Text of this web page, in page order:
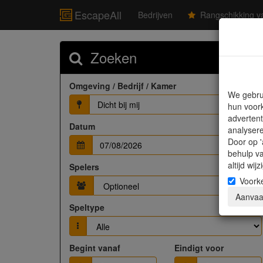
EscapeAll Bedrijven Rangschikking
Zoeken
Omgeving / Bedrijf / Kamer
Dicht bij mij
Datum
Spelers
Speltype
Begint vanaf Eindigt voor
We
hun
Door op
behulp
altijd